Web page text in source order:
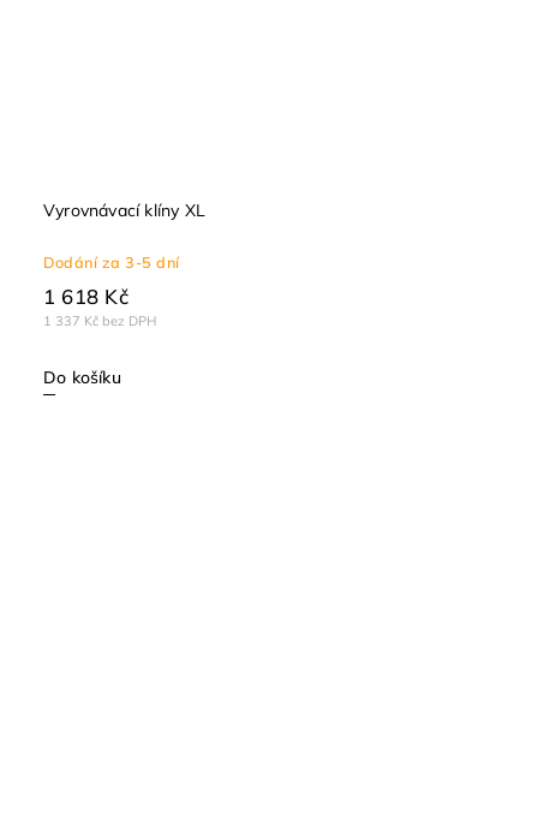
Vyrovnávací klíny XL
Dodání za 3-5 dní
1 337 Kč bez DPH
1 618 Kč
Do košíku